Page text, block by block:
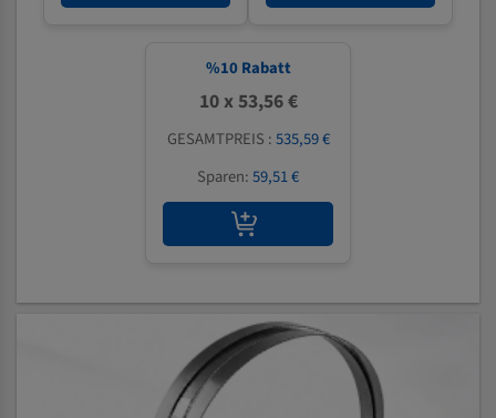
%10 Rabatt
10 x 53,56 €
GESAMTPREIS :535,59 €
Sparen:59,51 €